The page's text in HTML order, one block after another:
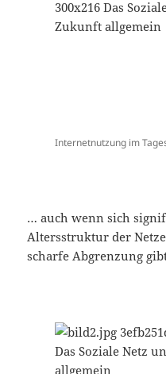
Internetnutzung im
… auch wenn sich
Altersstruktur der
scharfe Abgrenzung